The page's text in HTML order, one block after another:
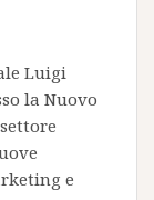
Luigi
la Nuovo
e